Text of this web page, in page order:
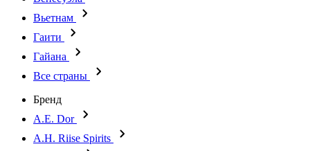
Вьетнам
Гаити
Гайана
Все страны
Бренд
A.E. Dor
A.H. Riise Spirits